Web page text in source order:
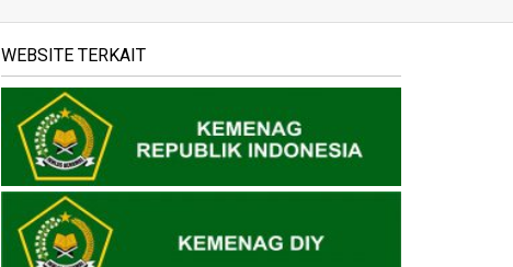
WEBSITE TERKAIT